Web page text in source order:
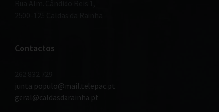
Contactos
junta.populo@mail.telepac.pt
geral@caldasdarainha.pt